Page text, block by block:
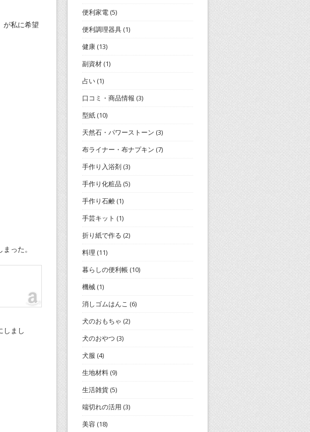
が私に希望
った。
しまし
便利家電(5)
便利調理器具(1)
健康(13)
副資材(1)
占い(1)
口コミ・商品情報 (3)
型紙(10)
天然石・パワーストーン (3)
布ライナー・布ナプキン (7)
手作り入浴剤(3)
手作り化粧品 (5)
手作り石鹸(1)
手芸キット (1)
折り紙で作る (2)
料理 (11)
暮らしの便利帳(10)
機械(1)
消しゴムはんこ (6)
犬のおもちゃ (2)
犬のおやつ (3)
犬服 (4)
生地材料(9)
生活雑貨(5)
端切れの活用 (3)
美容 (18)